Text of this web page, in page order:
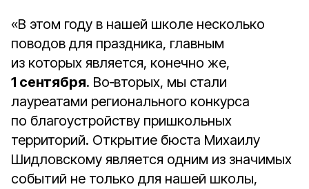
«В этом году в нашей школе несколько
поводов для праздника, главным
из которых является, конечно же,
1 сентября. Во‑вторых, мы стали
лауреатами регионального конкурса
по благоустройству пришкольных
территорий. Открытие бюста Михаилу
Шидловскому является одним из значимых
событий не только для нашей школы,